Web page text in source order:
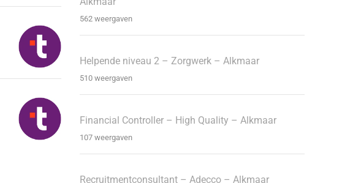
562 weergaven
Helpende niveau 2 – Zorgwerk – Alkmaar
510 weergaven
Financial Controller – High Quality – Alkmaar
107 weergaven
Recruitmentconsultant – Adecco – Alkmaar